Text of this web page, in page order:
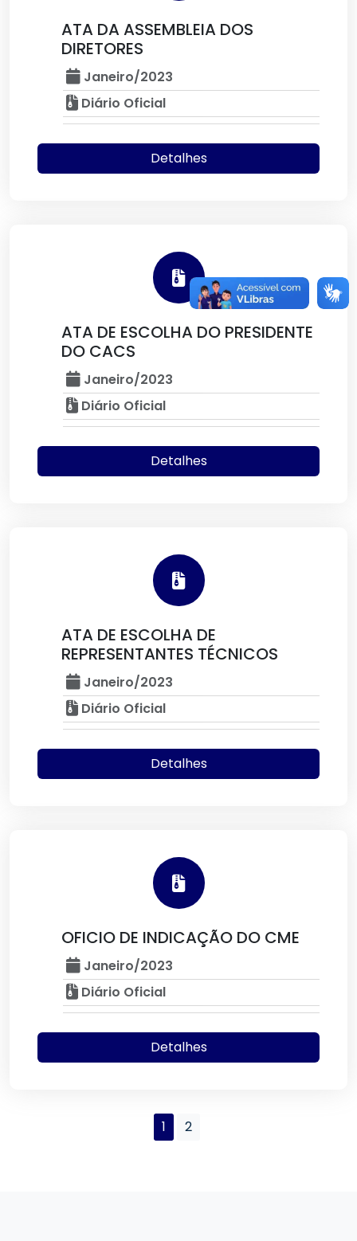
ATA DA ASSEMBLEIA DOS
DIRETORES
Janeiro/2023
Diário Oficial
Detalhes
ATA DE ESCOLHA DO PRESIDENTE
DO CACS
Janeiro/2023
Diário Oficial
Detalhes
ATA DE ESCOLHA DE
REPRESENTANTES TÉCNICOS
Janeiro/2023
Diário Oficial
Detalhes
OFICIO DE INDICAÇÃO DO CME
Janeiro/2023
Diário Oficial
Detalhes
1 2